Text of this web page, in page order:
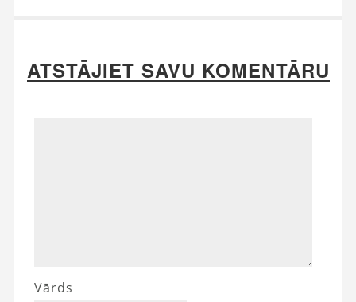
ATSTĀJIET SAVU KOMENTĀRU
Vārds